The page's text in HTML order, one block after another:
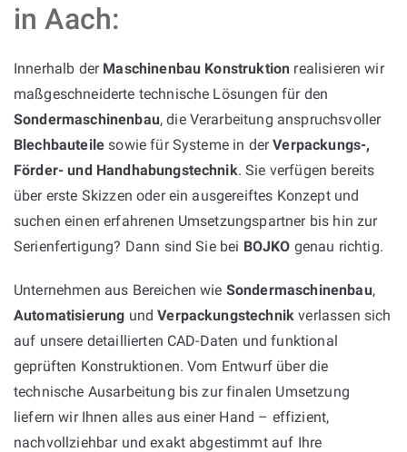
in Aach:
Innerhalb der Maschinenbau Konstruktion realisieren wir
maßgeschneiderte technische Lösungen für den
Sondermaschinenbau, die Verarbeitung anspruchsvoller
Blechbauteile sowie für Systeme in derVerpackungs-,
Förder- und Handhabungstechnik. Sie verfügen bereits
über erste Skizzen oder ein ausgereiftes Konzept und
suchen einen erfahrenen Umsetzungspartner bis hin zur
Serienfertigung? Dann sind Sie bei BOJKO genau richtig.
Unternehmen aus Bereichen wie Sondermaschinenbau,
Automatisierung undVerpackungstechnik verlassen sich
auf unsere detaillierten CAD-Daten und funktional
geprüften Konstruktionen. Vom Entwurf über die
technische Ausarbeitung bis zur finalen Umsetzung
liefern wir Ihnen alles aus einer Hand – effizient,
nachvollziehbar und exakt abgestimmt auf Ihre